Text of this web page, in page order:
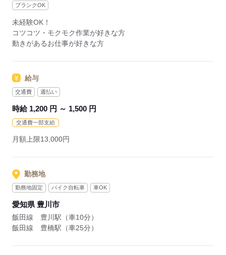
基本的にこの繰り返し作業になります。
す！
ブランクOK
未経験OK！
コツコツ・モクモク作業が好きな方
動きがあるお仕事が好きな方
給与
交通費 週払い
時給 1,200 円 ～ 1,500 円
交通費一部支給
月額上限13,000円
勤務地
勤務地固定 バイク自転車 車OK
愛知県 豊川市
飯田線 豊川駅（車10分）
飯田線 豊橋駅（車25分）